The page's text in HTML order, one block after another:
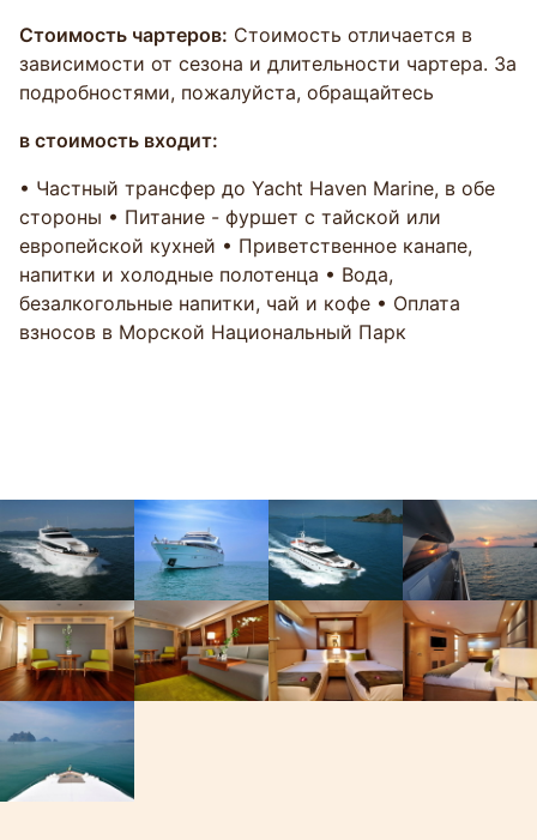
Стоимость чартеров: Стоимость отличается в
зависимости от сезона и длительности чартера. За
подробностями, пожалуйста, обращайтесь
в стоимость входит:
• Частный трансфер до Yacht Haven Marine, в обе
стороны • Питание - фуршет с тайской или
европейской кухней • Приветственное канапе,
напитки и холодные полотенца • Вода,
безалкогольные напитки, чай и кофе • Оплата
взносов в Морской Национальный Парк